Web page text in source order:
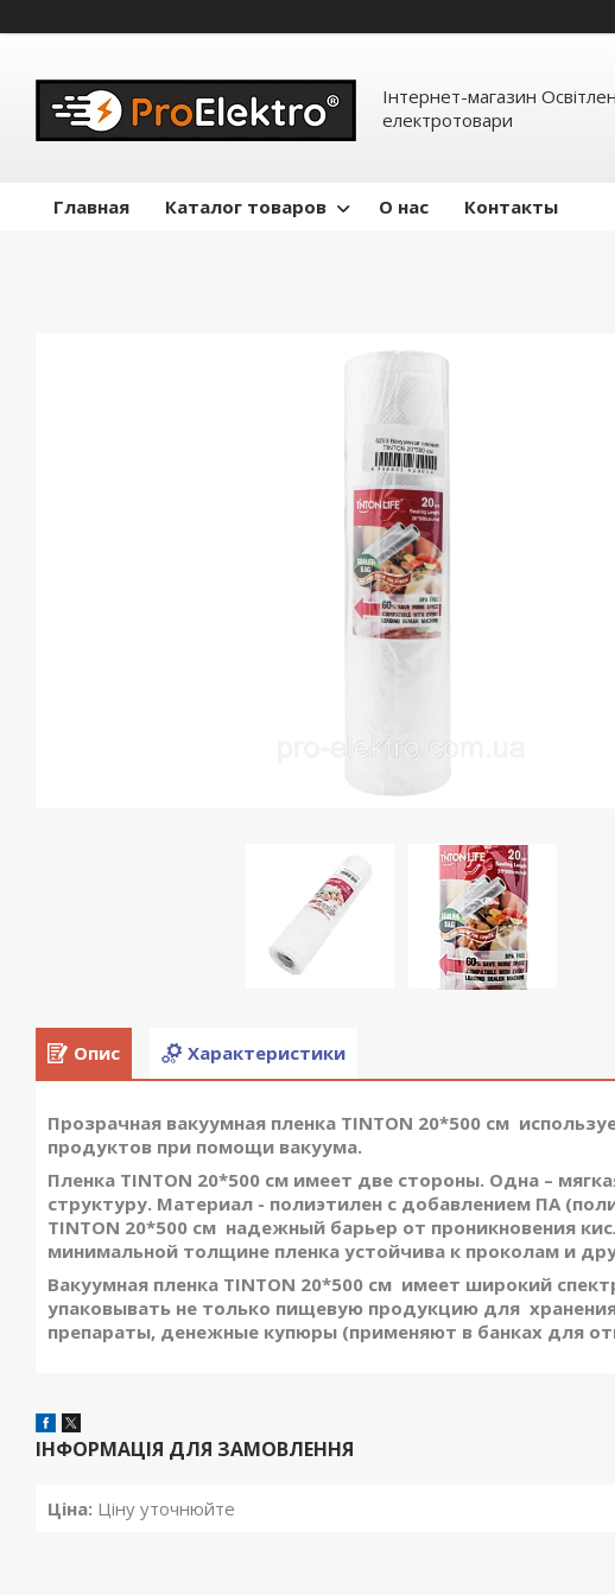
Інтернет-магазин
електротовари
Главная Каталог товаров О нас Контакты
Опис Характеристики
Прозрачная вакуумная пленка TINTON 20*500 см
продуктов при помощи вакуума.
Пленка TINTON 20*500 см имеет две стороны. Одна –
структуру. Материал - полиэтилен с добавлением ПА
TINTON 20*500 см надежный барьер от проникновения
минимальной толщине пленка устойчива к проколам и
Вакуумная пленка TINTON 20*500 см имеет широкий
упаковывать не только пищевую продукцию для
препараты, денежные купюры (применяют в банках для
ІНФОРМАЦІЯ ДЛЯ ЗАМОВЛЕННЯ
Ціна: Ціну уточнюйте